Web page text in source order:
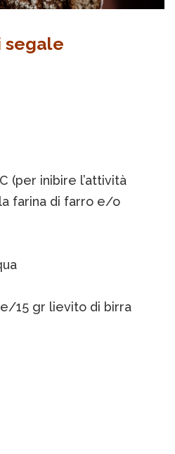
segale
(per inibire l’attività
farina di farro e/o
15 gr lievito di birra